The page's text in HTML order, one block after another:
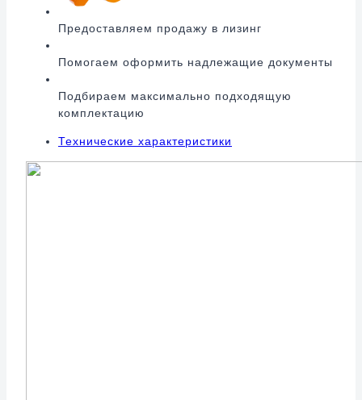
Предоставляем продажу в лизинг
Помогаем оформить надлежащие документы
Подбираем максимально подходящую
комплектацию
Технические характеристики